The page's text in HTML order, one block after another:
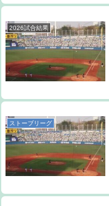
2026試合結果
ストーブリーグ